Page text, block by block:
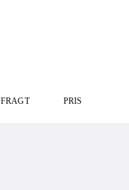
FRAGT PRIS